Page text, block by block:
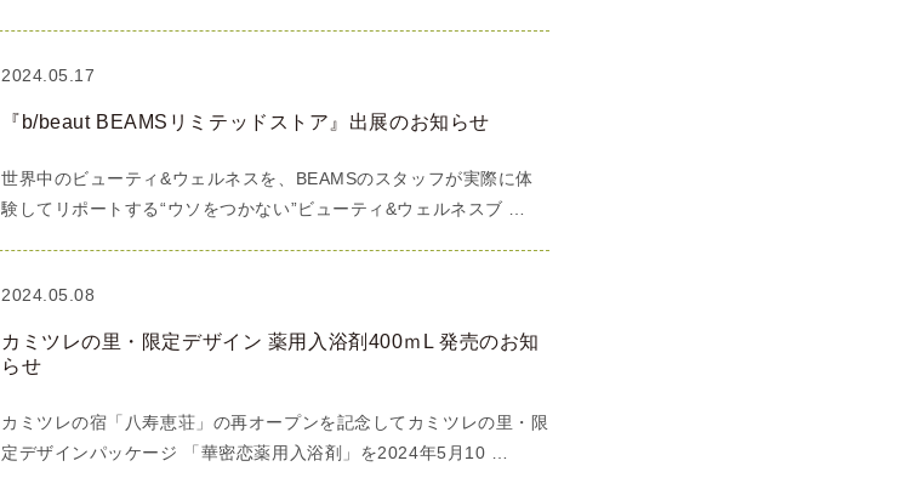
2024.05.17
『b/beaut BEAMSリミテッドストア』出展のお知らせ
世界中のビューティ&ウェルネスを、BEAMSのスタッフが実際に体
験してリポートする“ウソをつかない”ビューティ&ウェルネスブ …
2024.05.08
カミツレの里・限定デザイン 薬用入浴剤400ｍL 発売のお知
らせ
カミツレの宿「八寿恵荘」の再オープンを記念してカミツレの里・限
定デザインパッケージ 「華密恋薬用入浴剤」を2024年5月10 …